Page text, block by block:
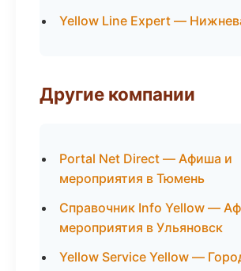
Yellow Line Expert —
Другие компании
Portal Net Direct — Афиша и
мероприятия в Тюмень
Справочник Info Yellow —
мероприятия в Ульяновск
Yellow Service Yellow —